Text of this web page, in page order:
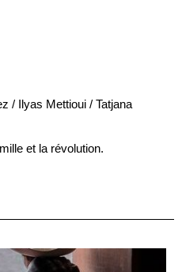
/ Ilyas Mettioui / Tatjana
et la révolution.